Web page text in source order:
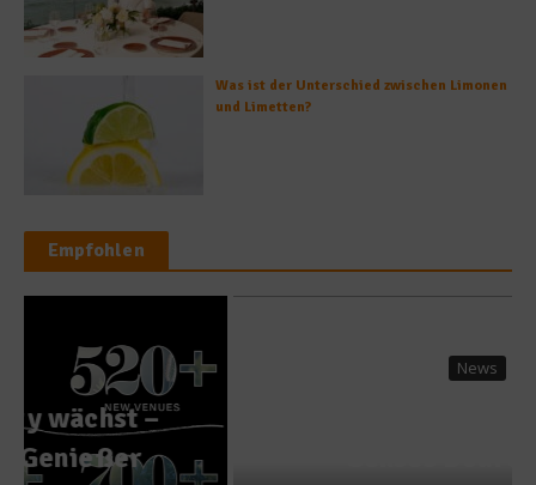
Was ist der Unterschied zwischen Limonen
und Limetten?
Empfohlen
Neuer Küchenchef im Six
Senses Douro Valley